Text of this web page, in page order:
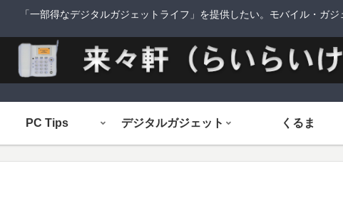
「一部得なデジタルガジェットライフ」を提供したい。モバイル・ガ
PC Tips デジタルガジェット くるま